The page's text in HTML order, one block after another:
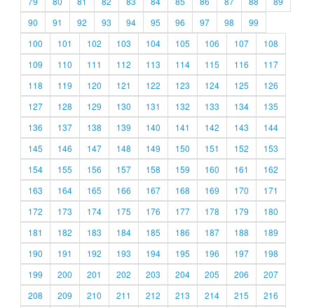
90
91 92 93 94 95 96 97 98
99
100
101 102 103 104 105 106 107
108
109
110 111 112 113 114 115 116
117
118
119 120 121 122 123 124 125
126
127
128 129 130 131 132 133 134
135
136
137 138 139 140 141 142 143
144
145
146 147 148 149 150 151 152
153
154
155 156 157 158 159 160 161
162
163
164 165 166 167 168 169 170
171
172
173 174 175 176 177 178 179
180
181
182 183 184 185 186 187 188
189
190
191 192 193 194 195 196 197
198
199
200 201 202 203 204 205 206
207
208
209 210 211 212 213 214 215
216